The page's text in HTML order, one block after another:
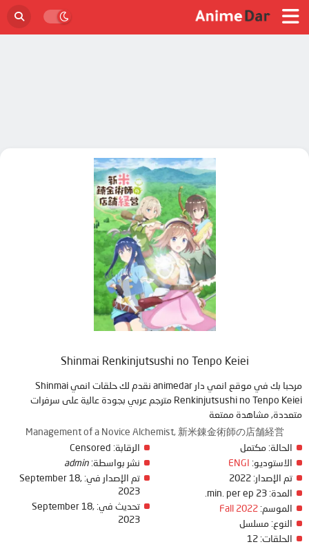
Shinmai Renkinjutsushi no Tenpo Keiei
مرحبا بك في موقع انمي دار animedar نقدم لك حلقات انمي Shinmai
Renkinjutsushi no Tenpo Keiei مترجم عربي بجودة عالية على سرفرات
متعددة, مشاهدة ممتعة
Management of a Novice Alchemist, 新米錬金術師の店舗経営
الحالة: مكتمل
الاستوديو:
ENGI
تم الإصدار:
المدة:
الموسم: Fall 2022
النوع: مسلسل
الحلقات:
الرقابة:
نشر بواسطة: admin
تم الإصدار في: September 18,
2023
تحديث في: September 18,
2023